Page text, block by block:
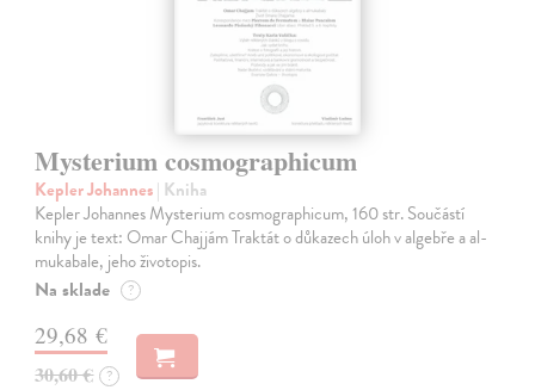
Mysterium cosmographicum
Kepler Johannes| Kniha
Kepler Johannes Mysterium cosmographicum, 160 str. Součástí
knihy je text: Omar Chajjám Traktát o důkazech úloh v algebře a al-
mukabale, jeho životopis.
Na sklade ?
29,68 €
30,60 € ?